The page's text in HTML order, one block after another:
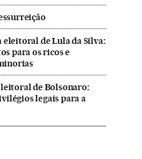
eleitoral de Lula da Silva:
para os ricos e
de Bolsonaro:
legais para a